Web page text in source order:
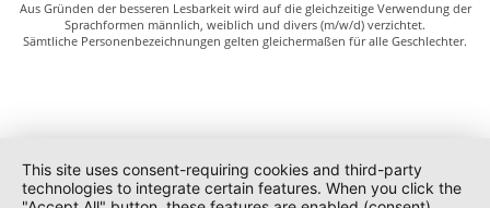
Aus Gründen der besseren Lesbarkeit wird auf die gleichzeitige Verwendung der
Sprachformen männlich, weiblich und divers (m/w/d) verzichtet.
Sämtliche Personenbezeichnungen gelten gleichermaßen für alle Geschlechter.
This site uses consent-requiring cookies and third-party
technologies to integrate certain features. When you click the